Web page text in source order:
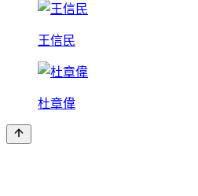
王信民
杜章偉